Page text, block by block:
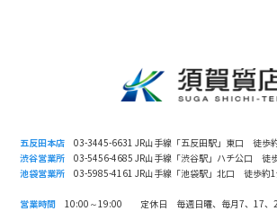
五反田本店 03-3445-6631 JR山手線「五反田駅」東口 徒歩
渋谷営業所 03-5456-4685 JR山手線「渋谷駅」ハチ公口 徒
池袋営業所 03-5985-4161 JR山手線「池袋駅」北口 徒歩約
営業時間 10:00～19:00 定休日 毎週日曜、毎月7、17、